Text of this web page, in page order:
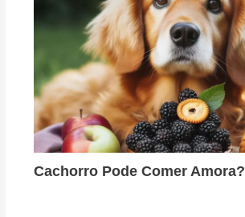
Cachorro Pode Comer Amora?